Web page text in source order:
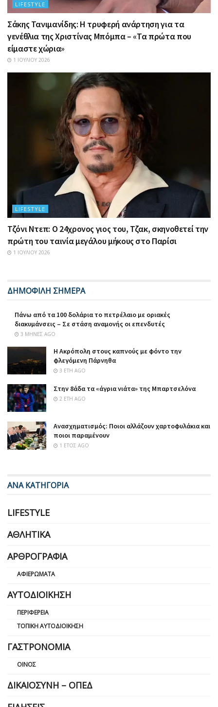
LIFESTYLE
Σάκης Τανιμανίδης: Η τρυφερή ανάρτηση για τα
γενέθλια της Χριστίνας Μπόμπα – «Τα πρώτα που
είμαστε χώρια»
1 ΙΟΥΛΊΟΥ 2026
LIFESTYLE
Τζόνι Ντεπ: Ο 24χρονος γιος του, Τζακ, σκηνοθετεί την
πρώτη του ταινία μεγάλου μήκους στο Παρίσι
1 ΙΟΥΛΊΟΥ 2026
ΔΗΜΟΦΙΛΗ ΣΗΜΕΡΑ
Πάνω από τα 100 δολάρια το πετρέλαιο με οριακές
διακυμάνσεις – Σε στάση αναμονής οι επενδυτές
3 ΜΉΝΕΣ AGO
Η Ακρόπολη στους καπνούς με φόντο την
φλεγόμενη Πάρνηθα
3 ΈΤΗ AGO
Στην 8άδα τα «άγρια νιάτα» της Μπαρτσελόνα
2 ΈΤΗ AGO
Ανασχηματισμός: Ποιοι αλλάζουν χαρτοφυλάκια και
ποιοι παραμένουν
1 ΈΤΟΣ AGO
ΑΝΑ ΚΑΤΗΓΟΡΙΑ
LIFESTYLE
ΑΘΛΗΤΙΚΆ
ΑΡΘΡΟΓΡΑΦΊΑ
ΑΦΙΕΡΏΜΑΤΑ
ΑΥΤΟΔΙΟΊΚΗΣΗ
ΠΕΡΙΦΈΡΕΙΑ
ΤΟΠΙΚΉ ΑΥΤΟΔΙΟΊΚΗΣΗ
ΓΑΣΤΡΟΝΟΜΊΑ
ΟΊΝΟΣ
ΔΙΚΑΙΟΣΎΝΗ – ΟΠΕΔ